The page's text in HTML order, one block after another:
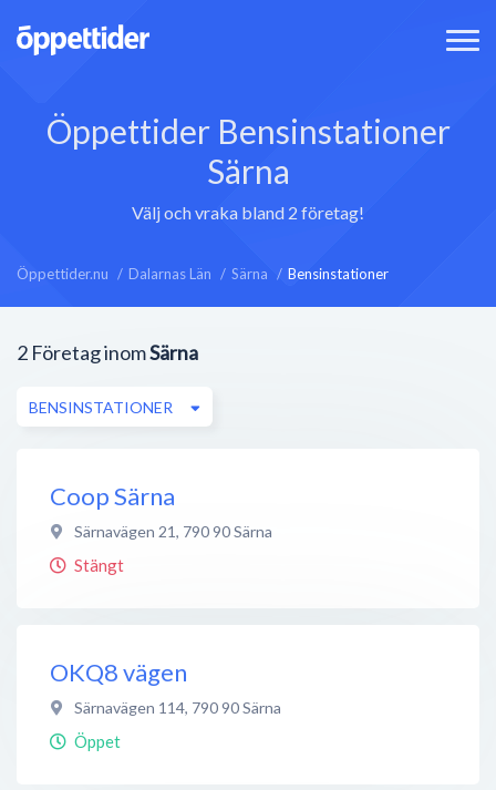
Öppettider Bensinstationer
Särna
Välj och vraka bland 2 företag!
Öppettider.nu Dalarnas Län Särna Bensinstationer
2 Företag inomSärna
BENSINSTATIONER
Coop Särna
Särnavägen 21, 790 90Särna
Stängt
OKQ8 vägen
Särnavägen 114, 790 90Särna
Öppet